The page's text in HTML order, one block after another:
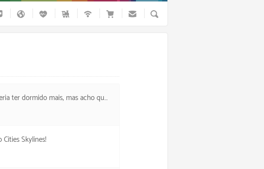
escapei dos efeitos da vacina, tive só dor no braço.
Skylines!